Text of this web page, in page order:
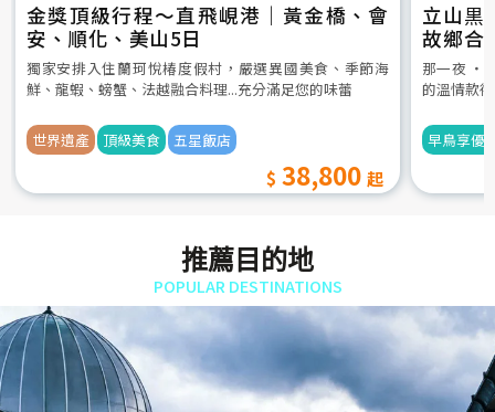
金獎頂級行程～直飛峴港｜黃金橋、會
安、順化、美山5日
獨家安排入住蘭珂悅椿度假村，嚴選異國美食、季節海
鮮、龍蝦、螃蟹、法越融合料理...充分滿足您的味蕾
世界遺產 頂級美食 五星飯店
38,800
立山黒
故鄉合
5日
那一夜 ‧
的溫情款
早鳥享優
推薦目的地
POPULAR DESTINATIONS